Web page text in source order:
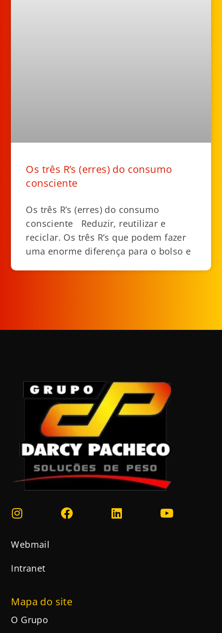
Os três R’s (erres) do consumo
consciente
Os três R’s (erres) do consumo
consciente Reduzir, reutilizar e
reciclar. Os três R’s que podem fazer
uma enorme diferença para o bolso e
Webmail
Intranet
Mapa do site
O Grupo